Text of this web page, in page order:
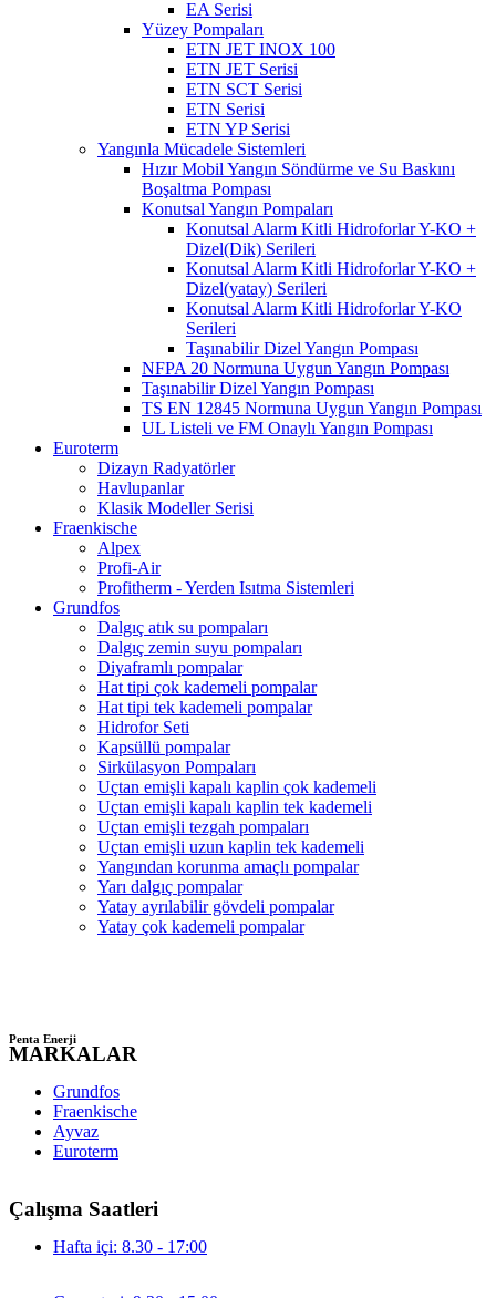
EA Serisi
Yüzey Pompaları
ETN JET INOX 100
ETN JET Serisi
ETN SCT Serisi
ETN Serisi
ETN YP Serisi
Yangınla Mücadele Sistemleri
Hızır Mobil Yangın Söndürme ve Su Baskını
Boşaltma Pompası
Konutsal Yangın Pompaları
Konutsal Alarm Kitli Hidroforlar Y-KO +
Dizel(Dik) Serileri
Konutsal Alarm Kitli Hidroforlar Y-KO +
Dizel(yatay) Serileri
Konutsal Alarm Kitli Hidroforlar Y-KO
Serileri
Taşınabilir Dizel Yangın Pompası
NFPA 20 Normuna Uygun Yangın Pompası
Taşınabilir Dizel Yangın Pompası
TS EN 12845 Normuna Uygun Yangın Pompası
UL Listeli ve FM Onaylı Yangın Pompası
Euroterm
Dizayn Radyatörler
Havlupanlar
Klasik Modeller Serisi
Fraenkische
Alpex
Profi-Air
Profitherm - Yerden Isıtma Sistemleri
Grundfos
Dalgıç atık su pompaları
Dalgıç zemin suyu pompaları
Diyaframlı pompalar
Hat tipi çok kademeli pompalar
Hat tipi tek kademeli pompalar
Hidrofor Seti
Kapsüllü pompalar
Sirkülasyon Pompaları
Uçtan emişli kapalı kaplin çok kademeli
Uçtan emişli kapalı kaplin tek kademeli
Uçtan emişli tezgah pompaları
Uçtan emişli uzun kaplin tek kademeli
Yangından korunma amaçlı pompalar
Yarı dalgıç pompalar
Yatay ayrılabilir gövdeli pompalar
Yatay çok kademeli pompalar
Penta Enerji
MARKALAR
Grundfos
Fraenkische
Ayvaz
Euroterm
Çalışma Saatleri
Hafta içi: 8.30 - 17:00